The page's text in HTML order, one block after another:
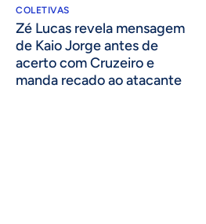
COLETIVAS
Zé Lucas revela mensagem
de Kaio Jorge antes de
acerto com Cruzeiro e
manda recado ao atacante